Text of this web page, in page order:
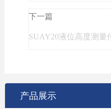
下一篇
SUAY20液位高度测量
产品展示